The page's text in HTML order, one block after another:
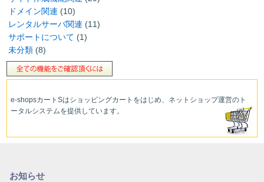
ドメイン関連 (10)
レンタルサーバ関連 (11)
サポートについて (1)
未分類(8)
e-shopsカートSはショッピングカートをはじめ、ネットショップ運営のト
ータルシステムを提供しています。
お知らせ